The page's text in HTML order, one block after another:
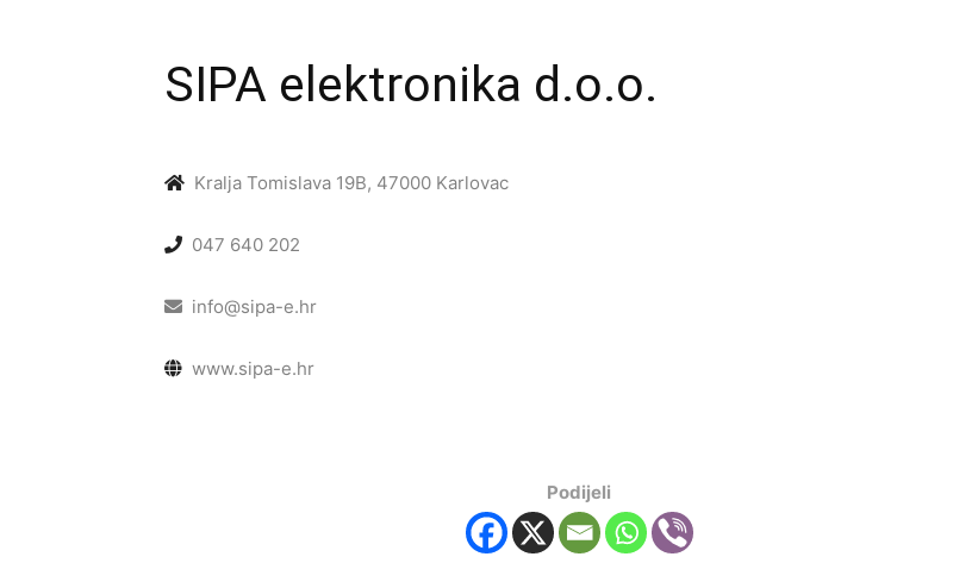
SIPA elektronika d.o.o.
Kralja Tomislava 19B, 47000 Karlovac
047 640 202
info@sipa-e.hr
www.sipa-e.hr
Podijeli